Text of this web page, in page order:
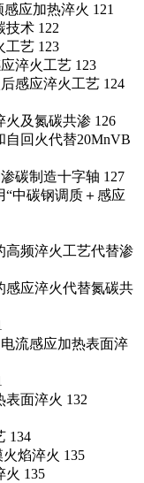
应加热淬火 121
技术 122
工艺 123
淬火工艺 123
感应淬火工艺 124
火及氮碳共渗 126
自回火代替20MnVB
碳制造十字轴 127
“中碳钢调质＋感应
高频淬火工艺代替渗
感应淬火代替氮碳共
流感应加热表面淬
表面淬火 132
134
焰淬火 135
火 135